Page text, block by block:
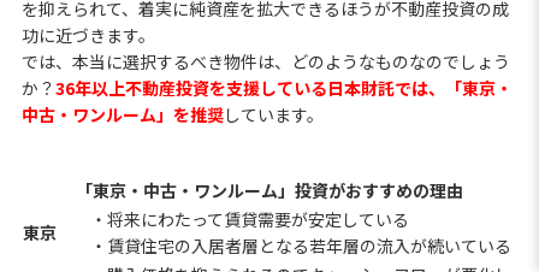
を抑えられて、着実に純資産を拡大できるほうが不動産投資の成
功に近づきます。
では、本当に選択するべき物件は、どのようなものなのでしょう
か？36年以上不動産投資を支援している日本財託では、「東京・
中古・ワンルーム」を推奨しています。
「東京・中古・ワンルーム」投資がおすすめの理由
東京
・将来にわたって賃貸需要が安定している
・賃貸住宅の入居者層となる若年層の流入が続いている